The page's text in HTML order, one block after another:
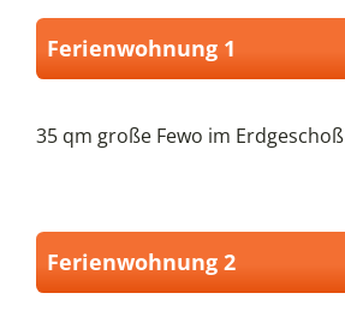
Ferienwohnung 1
35 qm große Fewo im Erdgeschoß
Ferienwohnung 2